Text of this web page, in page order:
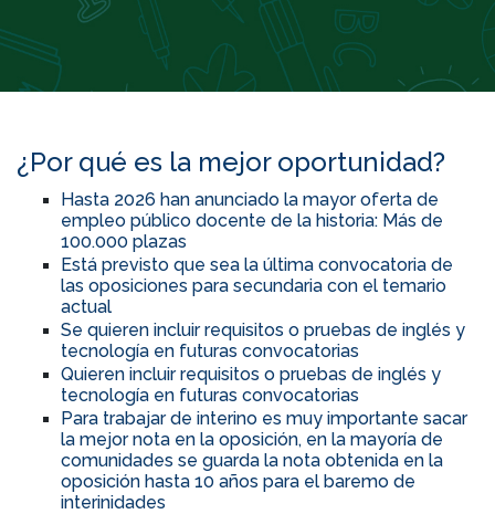
¿Por qué es la mejor oportunidad?
Hasta 2026 han anunciado la mayor oferta de
empleo público docente de la historia: Más de
100.000 plazas
Está previsto que sea la última convocatoria de
las oposiciones para secundaria con el temario
actual
Se quieren incluir requisitos o pruebas de inglés y
tecnología en futuras convocatorias
Quieren incluir requisitos o pruebas de inglés y
tecnología en futuras convocatorias
Para trabajar de interino es muy importante sacar
la mejor nota en la oposición, en la mayoría de
comunidades se guarda la nota obtenida en la
oposición hasta 10 años para el baremo de
interinidades